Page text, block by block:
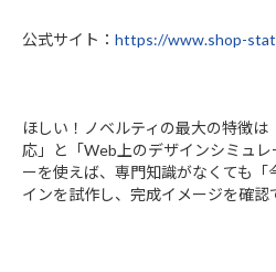
公式サイト： https://www.shop-
ほしい！ノベルティの最大の特徴
応」と「Web上のデザインシミュ
ーを使えば、専門知識がなくても
インを試作し、完成イメージを確認